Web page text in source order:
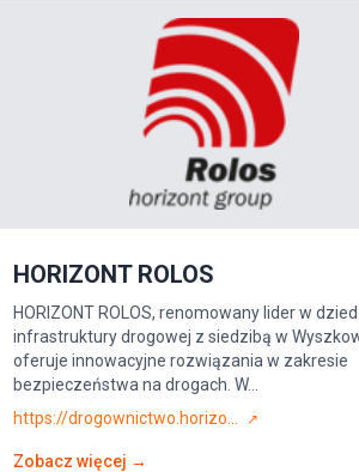
HORIZONT ROLOS
HORIZONT ROLOS, renomowany lider w
infrastruktury drogowej z siedzibą w
oferuje innowacyjne rozwiązania w zakresie
bezpieczeństwa na drogach. W...
https://drogownictwo.horizo...
↗
Zobacz więcej →